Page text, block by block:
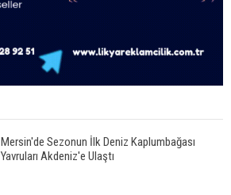
Mersin'de Sezonun İlk Deniz Kaplumbağası
Yavruları Akdeniz'e Ulaştı